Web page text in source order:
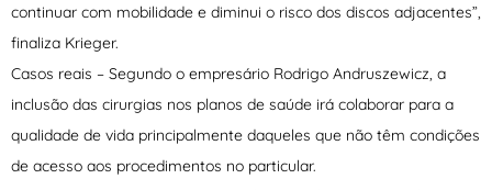
continuar com mobilidade e diminui o risco dos discos adjacentes”,
finaliza Krieger.
Casos reais – Segundo o empresário Rodrigo Andruszewicz, a
inclusão das cirurgias nos planos de saúde irá colaborar para a
qualidade de vida principalmente daqueles que não têm condições
de acesso aos procedimentos no particular.